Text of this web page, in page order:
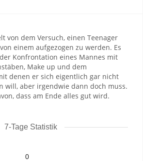
von dem Versuch, einen Teenager
einem aufgezogen zu werden. Es
Konfrontation eines Mannes mit
Make up und dem
denen er sich eigentlich gar nicht
will, aber irgendwie dann doch muss.
dass am Ende alles gut wird.
7-Tage Statistik
0